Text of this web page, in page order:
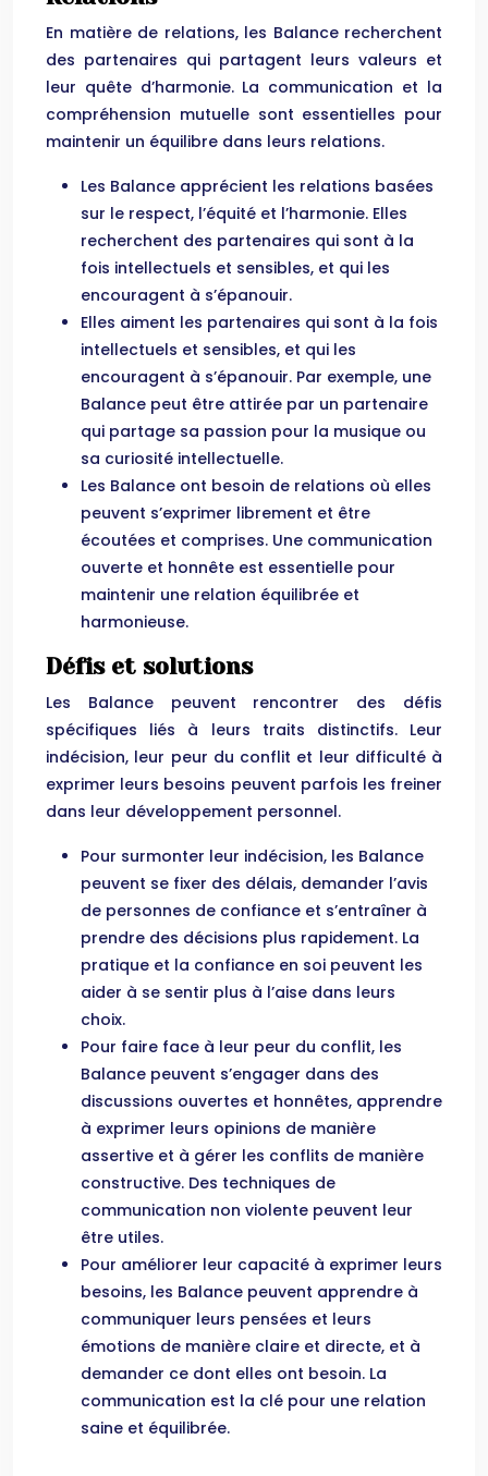
En matière de relations, les Balance recherchent
des partenaires qui partagent leurs valeurs et
leur quête d’harmonie. La communication et la
compréhension mutuelle sont essentielles pour
maintenir un équilibre dans leurs relations.
Les Balance apprécient les relations basées
sur le respect, l’équité et l’harmonie. Elles
recherchent des partenaires qui sont à la
fois intellectuels et sensibles, et qui les
encouragent à s’épanouir.
Elles aiment les partenaires qui sont à la fois
intellectuels et sensibles, et qui les
encouragent à s’épanouir. Par exemple, une
Balance peut être attirée par un partenaire
qui partage sa passion pour la musique ou
sa curiosité intellectuelle.
Les Balance ont besoin de relations où elles
peuvent s’exprimer librement et être
écoutées et comprises. Une communication
ouverte et honnête est essentielle pour
maintenir une relation équilibrée et
harmonieuse.
Défis et solutions
Les Balance peuvent rencontrer des défis
spécifiques liés à leurs traits distinctifs. Leur
indécision, leur peur du conflit et leur difficulté à
exprimer leurs besoins peuvent parfois les freiner
dans leur développement personnel.
Pour surmonter leur indécision, les Balance
peuvent se fixer des délais, demander l’avis
de personnes de confiance et s’entraîner à
prendre des décisions plus rapidement. La
pratique et la confiance en soi peuvent les
aider à se sentir plus à l’aise dans leurs
choix.
Pour faire face à leur peur du conflit, les
Balance peuvent s’engager dans des
discussions ouvertes et honnêtes, apprendre
à exprimer leurs opinions de manière
assertive et à gérer les conflits de manière
constructive. Des techniques de
communication non violente peuvent leur
être utiles.
Pour améliorer leur capacité à exprimer leurs
besoins, les Balance peuvent apprendre à
communiquer leurs pensées et leurs
émotions de manière claire et directe, et à
demander ce dont elles ont besoin. La
communication est la clé pour une relation
saine et équilibrée.